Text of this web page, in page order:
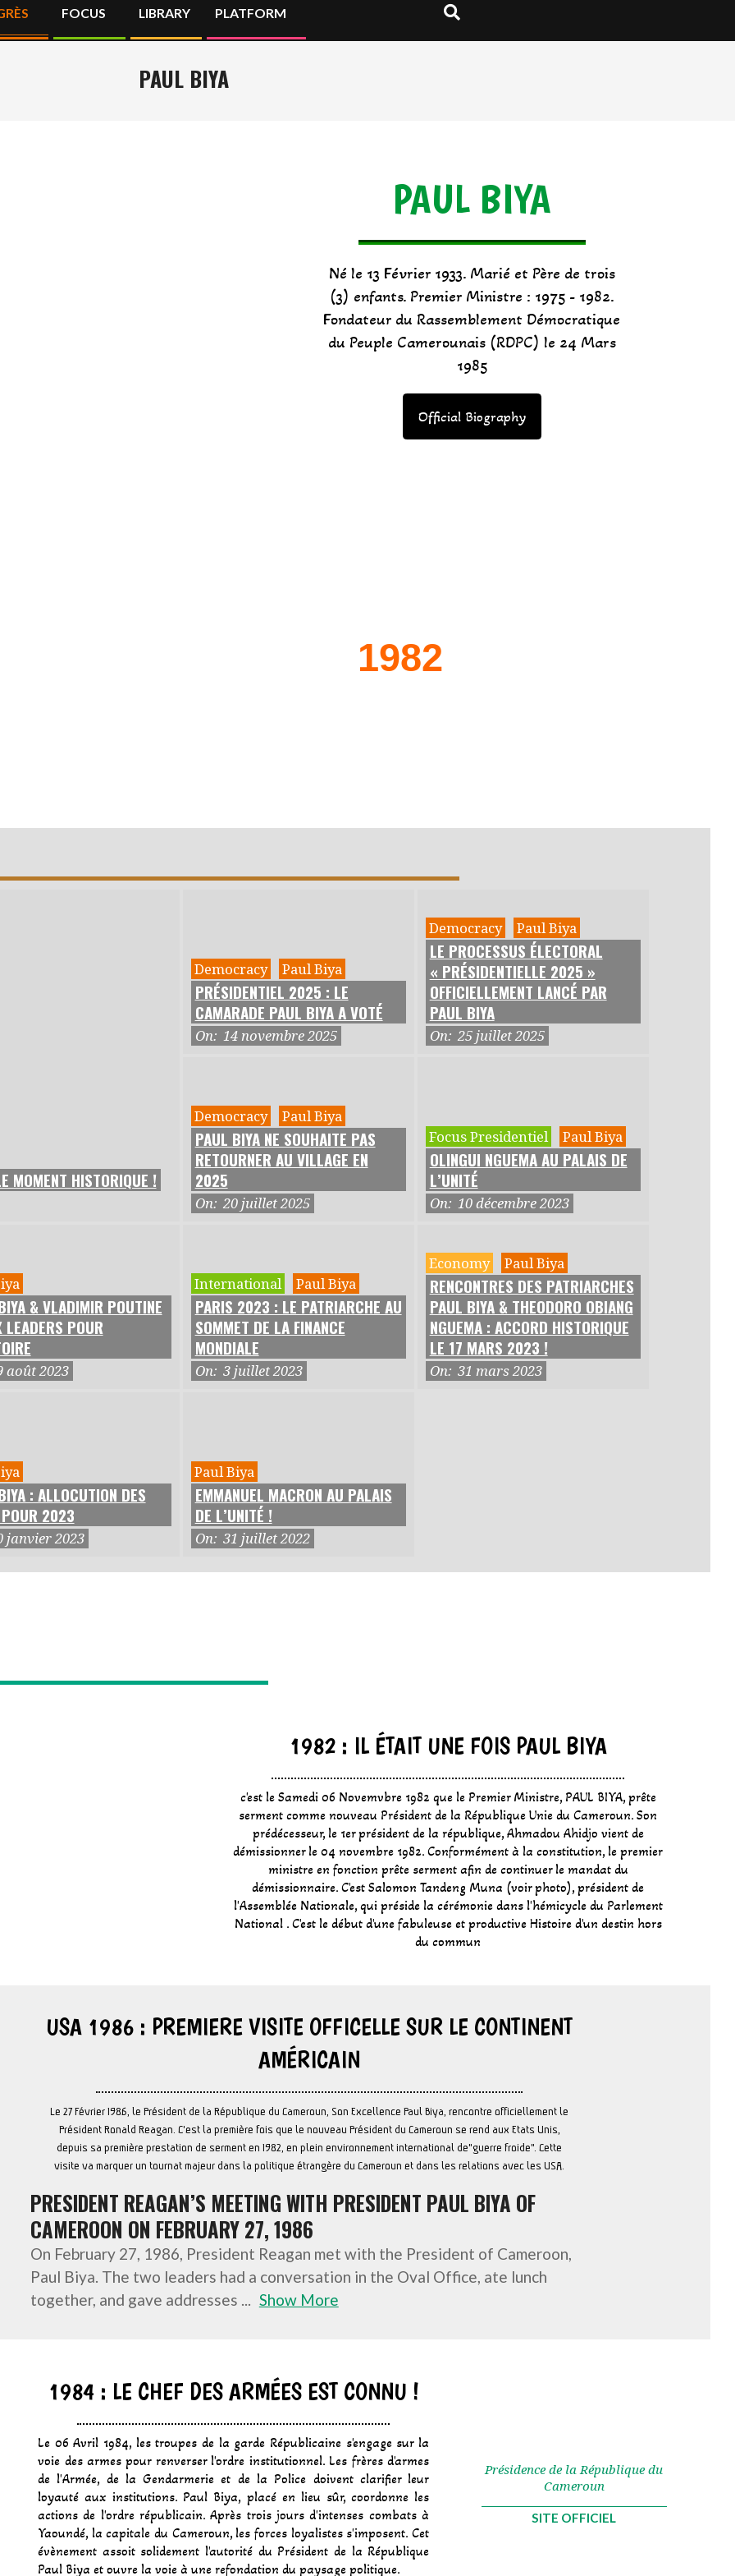
Primary
Navigation
FOCUS LIBRARY PLATFORM Search
PAUL BIYA
PAUL BIYA
Né le 13 Février 1933. Marié et Père de trois
(3) enfants. Premier Ministre : 1975 - 1982.
Fondateur du Rassemblement Démocratique
du Peuple Camerounais (RDPC) le 24 Mars
1985
Official Biography
1982
MOMENT HISTORIQUE !
Democracy Paul Biya
PRÉSIDENTIEL 2025 : LE
CAMARADE PAUL BIYA A VOTÉ
On: 14 novembre 2025
Democracy Paul Biya
LE PROCESSUS ÉLECTORAL
« PRÉSIDENTIELLE 2025 »
OFFICIELLEMENT LANCÉ PAR
PAUL BIYA
On: 25 juillet 2025
Democracy Paul Biya
PAUL BIYA NE SOUHAITE PAS
RETOURNER AU VILLAGE EN
2025
On: 20 juillet 2025
Focus Presidentiel Paul Biya
OLINGUI NGUEMA AU PALAIS DE
L’UNITÉ
On: 10 décembre 2023
& VLADIMIR POUTINE
LEADERS POUR
août 2023
International Paul Biya
PARIS 2023 : LE PATRIARCHE AU
SOMMET DE LA FINANCE
MONDIALE
On: 3 juillet 2023
Economy Paul Biya
RENCONTRES DES PATRIARCHES
PAUL BIYA & THEODORO OBIANG
NGUEMA : ACCORD HISTORIQUE
LE 17 MARS 2023 !
On: 31 mars 2023
: ALLOCUTION DES
2023
janvier 2023
Paul Biya
EMMANUEL MACRON AU PALAIS
DE L’UNITÉ !
On: 31 juillet 2022
1982 : IL ÉTAIT UNE FOIS PAUL BIYA
c'est le Samedi 06 Novemvbre 1982 que le Premier Ministre, PAUL BIYA, prête
serment comme nouveau Président de la République Unie du Cameroun. Son
prédécesseur, le 1er président de la république, Ahmadou Ahidjo vient de
démissionner le 04 novembre 1982. Conformément à la constitution, le premier
ministre en fonction prête serment afin de continuer le mandat du
démissionnaire. C'est Salomon Tandeng Muna (voir photo), président de
l'Assemblée Nationale, qui préside la cérémonie dans l'hémicycle du Parlement
National . C'est le début d'une fabuleuse et productive Histoire d'un destin hors
du commun
USA 1986 : PREMIERE VISITE OFFICELLE SUR LE CONTINENT
AMÉRICAIN
Le 27 Février 1986, le Président de la République du Cameroun, Son Excellence Paul Biya, rencontre officiellement le
Président Ronald Reagan. C'est la première fois que le nouveau Président du Cameroun se rend aux Etats Unis,
depuis sa première prestation de serment en 1982, en plein environnement international de"guerre froide". Cette
visite va marquer un tournat majeur dans la politique étrangère du Cameroun et dans les relations avec les USA.
PRESIDENT REAGAN’S MEETING WITH PRESIDENT PAUL BIYA OF
CAMEROON ON FEBRUARY 27, 1986
On February 27, 1986, President Reagan met with the President of Cameroon,
Paul Biya. The two leaders had a conversation in the Oval Office, ate lunch
together, and gave addresses ... Show More
1984 : LE CHEF DES ARMÉES EST CONNU !
Le 06 Avril 1984, les troupes de la garde Républicaine s'engage sur la
voie des armes pour renverser l'ordre institutionnel. Les frères d'armes
de l'Armée, de la Gendarmerie et de la Police doivent clarifier leur
loyauté aux institutions. Paul Biya, placé en lieu sûr, coordonne les
actions de l'ordre républicain. Après trois jours d'intenses combats à
Yaoundé, la capitale du Cameroun, les forces loyalistes s'imposent. Cet
évènement assoit solidement l'autorité du Président de la République
Paul Biya et ouvre la voie à une refondation du paysage politique.
Présidence de la République du
Cameroun
SITE OFFICIEL